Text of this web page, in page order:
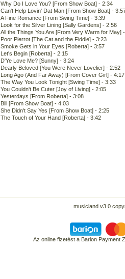
Why Do I Love You? [From Show Boat] - 2:34
Can't Help Lovin' Dat Man [From Show Boat] -
A Fine Romance [From Swing Time] - 3:39
Look for the Silver Lining [Sally Gardens] - 2:56
All the Things You Are [From Very Warm for May]
Poor Pierrot [The Cat and the Fiddle] - 3:23
Smoke Gets in Your Eyes [Roberta] - 3:57
Let's Begin [Roberta] - 2:15
D'Ye Love Me? [Sunny] - 3:24
Dearly Beloved [You Were Never Lovelier] - 2:52
Long Ago (And Far Away) [From Cover Girl] - 4:17
The Way You Look Tonight [Swing Time] - 3:33
You Couldn't Be Cuter [Joy of Living] - 2:05
Yesterdays [From Roberta] - 3:08
Bill [From Show Boat] - 4:03
She Didn't Say Yes [From Show Boat] - 2:25
The Touch of Your Hand [Roberta] - 3:42
musicland v3.0
Az online fizetést a Barion Payment